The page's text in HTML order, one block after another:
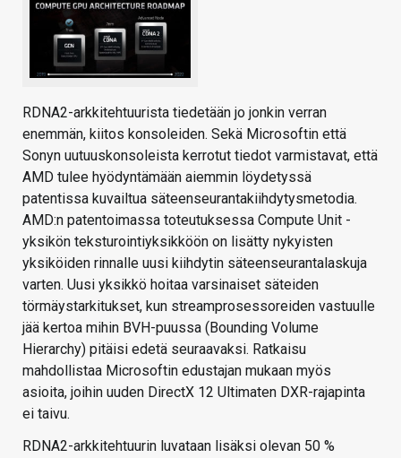
RDNA2-arkkitehtuurista tiedetään jo jonkin verran
enemmän, kiitos konsoleiden. Sekä Microsoftin että
Sonyn uutuuskonsoleista kerrotut tiedot varmistavat, että
AMD tulee hyödyntämään aiemmin löydetyssä
patentissa kuvailtua säteenseurantakiihdytysmetodia.
AMD:n patentoimassa toteutuksessa Compute Unit -
yksikön teksturointiyksikköön on lisätty nykyisten
yksiköiden rinnalle uusi kiihdytin säteenseurantalaskuja
varten. Uusi yksikkö hoitaa varsinaiset säteiden
törmäystarkitukset, kun streamprosessoreiden vastuulle
jää kertoa mihin BVH-puussa (Bounding Volume
Hierarchy) pitäisi edetä seuraavaksi. Ratkaisu
mahdollistaa Microsoftin edustajan mukaan myös
asioita, joihin uuden DirectX 12 Ultimaten DXR-rajapinta
ei taivu.
RDNA2-arkkitehtuurin luvataan lisäksi olevan 50 %